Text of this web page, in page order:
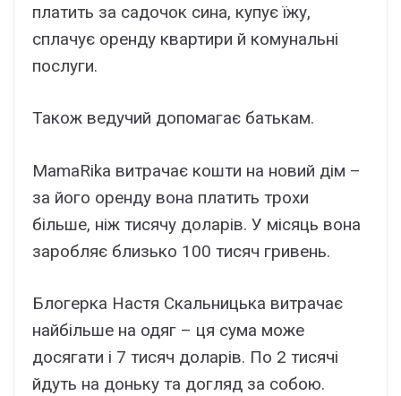
платить за садочок сина, купує їжу,
сплачує оренду квартири й комунальні
послуги.
Також ведучий допомагає батькам.
MamaRika витрачає кошти на новий дім –
за його оренду вона платить трохи
більше, ніж тисячу доларів. У місяць вона
заробляє близько 100 тисяч гривень.
Блогерка Настя Скальницька витрачає
найбільше на одяг – ця сума може
досягати і 7 тисяч доларів. По 2 тисячі
йдуть на доньку та догляд за собою.